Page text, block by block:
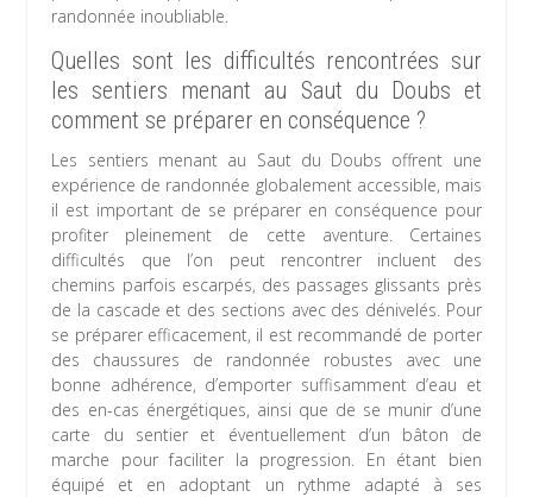
randonnée inoubliable.
Quelles sont les difficultés rencontrées sur
les sentiers menant au Saut du Doubs et
comment se préparer en conséquence ?
Les sentiers menant au Saut du Doubs offrent une
expérience de randonnée globalement accessible, mais
il est important de se préparer en conséquence pour
profiter pleinement de cette aventure. Certaines
difficultés que l’on peut rencontrer incluent des
chemins parfois escarpés, des passages glissants près
de la cascade et des sections avec des dénivelés. Pour
se préparer efficacement, il est recommandé de porter
des chaussures de randonnée robustes avec une
bonne adhérence, d’emporter suffisamment d’eau et
des en-cas énergétiques, ainsi que de se munir d’une
carte du sentier et éventuellement d’un bâton de
marche pour faciliter la progression. En étant bien
équipé et en adoptant un rythme adapté à ses